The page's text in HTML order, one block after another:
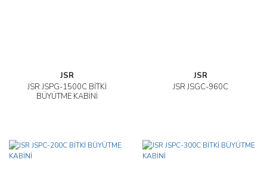
JSR
JSR JSPG-1500C BİTKİ
BÜYÜTME KABİNİ
JSR
JSR JSGC-960C